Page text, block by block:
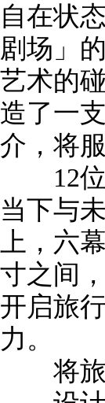
自在状
剧场」
艺术的
造了一
介，将
12位
当下与
上，六
寸之间
开启旅
力。
将旅